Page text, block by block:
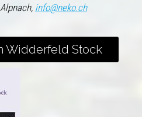
info@neko.ch
Widderfeld Stock